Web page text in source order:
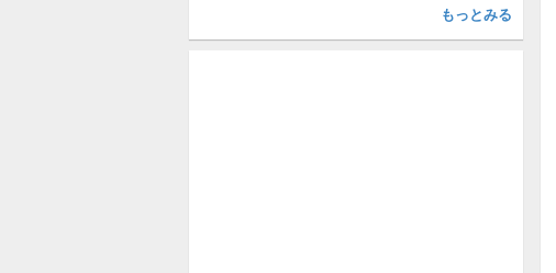
もっとみる